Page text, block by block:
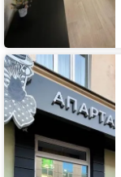
Апарт-
отель
Zoofa